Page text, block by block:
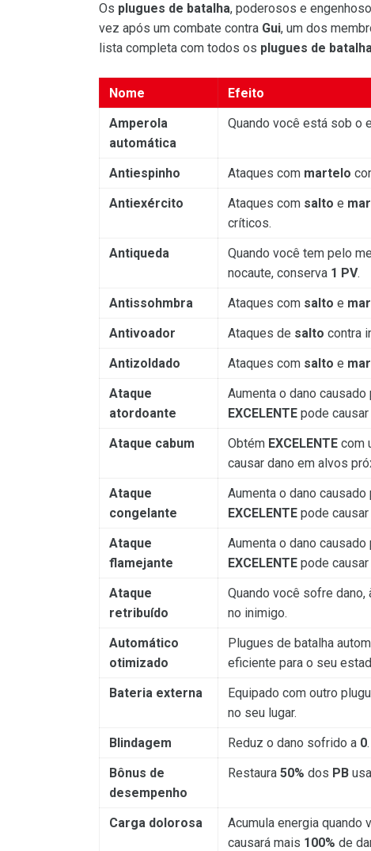
Os plugues de batalha, poderosos e
vez após um combate contra Gui, um dos
lista completa com todos os plugues de
Nome
Efeito
Amperola
automática
Quando você está sob o
Antiespinho Ataques com martelo
Antiexército
Ataques com salto e
críticos.
Antiqueda
Quando você tem pelo
nocaute, conserva 1 PV.
Antissohmbra
Ataques com salto e
Antivoador
Ataques de salto contra
Antizoldado
Ataques com salto e
Ataque
atordoante
Aumenta o dano
EXCELENTE pode causar
Ataque cabum
Obtém EXCELENTE com
causar dano em alvos
Ataque
congelante
Aumenta o dano
EXCELENTE pode causar
Ataque
flamejante
Aumenta o dano
EXCELENTE pode causar
Ataque
retribuído
Quando você sofre
no inimigo.
Automático
otimizado
Plugues de batalha
eficiente para o seu
Bateria externa
Equipado com outro
no seu lugar.
Blindagem
Reduz o dano sofrido a 0.
Bônus de
desempenho
Restaura 50% dos PB
Carga dolorosa
Acumula energia quando
causará mais 100% de